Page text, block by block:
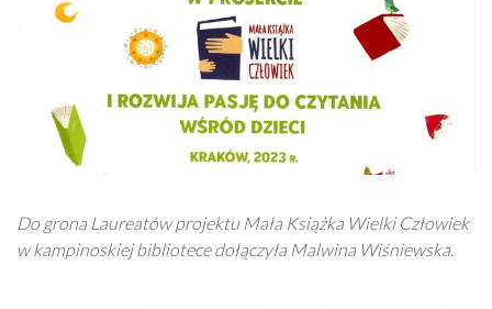
Do grona Laureatów projektu Mała Książka Wielki Człowiek
w kampinoskiej bibliotece dołączyła Malwina Wiśniewska.